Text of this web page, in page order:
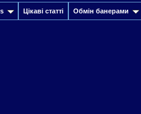
Цікаві статті Обмін банерами